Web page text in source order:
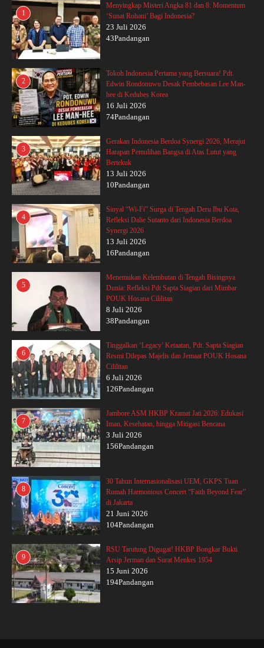
1
Menyingkap Misteri Angka 81 dan 8: Momentum
‘Sunat Rohani’ Bagi Indonesia?
23 Juli 2026
43Pandangan
2
Tokoh Indonesia Pertama yang Bersuara! Pdt.
Edwin Rondonuwu Desak Pembebasan Lee Man-
hee di Kedubes Korea
16 Juli 2026
74Pandangan
3
Gerakan Indonesia Berdoa Synergi 2026, Merajut
Harapan Pemulihan Bangsa di Atas Lutut yang
Bertekuk
13 Juli 2026
10Pandangan
4
Sinyal “Wi-Fi” Surga di Tengah Deru Ibu Kota,
Refleksi Dalie Sutanto dari Indonesia Berdoa
Synergi 2026
13 Juli 2026
16Pandangan
5
Menemukan Kelembutan di Tengah Bisingnya
Dunia: Refleksi Pdt Sapta Siagian dari Mimbar
POUK Hosana Cililitan
8 Juli 2026
38Pandangan
6
Tinggalkan ‘Legacy’ Ketaatan, Pdt. Sapta Siagian
Resmi Dilepas Majelis dan Jemaat POUK Hosana
Cililitan
6 Juli 2026
126Pandangan
7
Jambore ASM HKBP Kramat Jati 2026: Edukasi
Iman, Kesehatan, hingga Mitigasi Bencana
3 Juli 2026
156Pandangan
8
30 Tahun Internasionalisasi UEM, GKPS Tuan
Rumah Harmonious Concert “Faith Beyond Fear”
di Jakarta
21 Juni 2026
104Pandangan
9
RSU Tarutung Digugat! HKBP Bongkar Bukti
Arsip Jerman dan Surat Menkes 1954
15 Juni 2026
194Pandangan